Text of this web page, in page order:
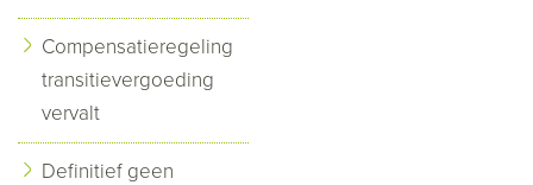
Compensatieregeling
transitievergoeding
vervalt
Definitief geen